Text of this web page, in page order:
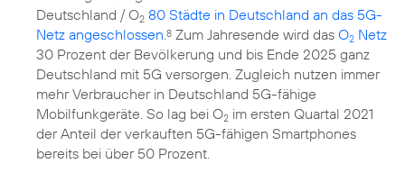
Deutschland / O2 80 Städte in Deutschland an das 5G-
Netz angeschlossen.8 Zum Jahresende wird das O2 Netz
30 Prozent der Bevölkerung und bis Ende 2025 ganz
Deutschland mit 5G versorgen. Zugleich nutzen immer
mehr Verbraucher in Deutschland 5G-fähige
Mobilfunkgeräte. So lag bei O2 im ersten Quartal 2021
der Anteil der verkauften 5G-fähigen Smartphones
bereits bei über 50 Prozent.